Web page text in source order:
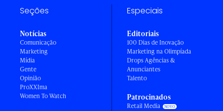
Seções
Notícias
Comunicação
Marketing
Mídia
Gente
Opinião
ProXXIma
Women To Watch
Especiais
Editoriais
100 Dias de Inovação
Marketing na Olimpíada
Drops Agências &
Anunciantes
Talento
Patrocinados
Retail Media